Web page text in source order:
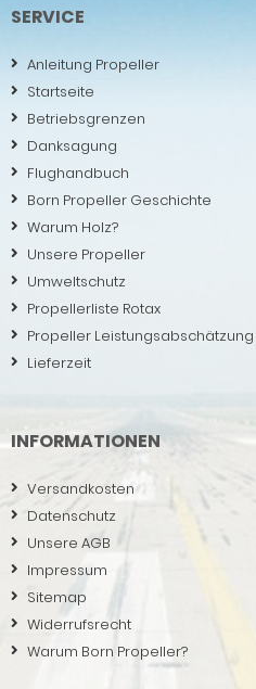
SERVICE
Anleitung Propeller
Startseite
Betriebsgrenzen
Danksagung
Flughandbuch
Born Propeller Geschichte
Warum Holz?
Unsere Propeller
Umweltschutz
Propellerliste Rotax
Propeller
Lieferzeit
INFORMATIONEN
Versandkosten
Datenschutz
Unsere AGB
Impressum
Sitemap
Widerrufsrecht
Warum Born Propeller?